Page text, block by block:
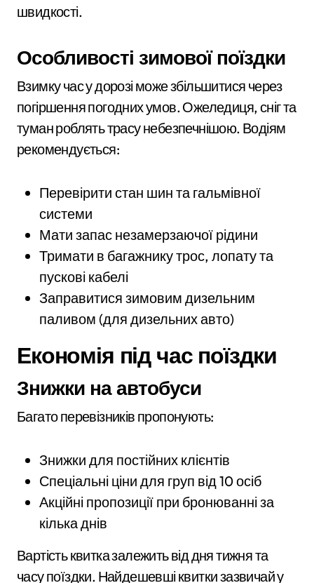
швидкості.
Особливості зимової поїздки
Взимку час у дорозі може збільшитися через
погіршення погодних умов. Ожеледиця, сніг та
туман роблять трасу небезпечнішою. Водіям
рекомендується:
Перевірити стан шин та гальмівної
системи
Мати запас незамерзаючої рідини
Тримати в багажнику трос, лопату та
пускові кабелі
Заправитися зимовим дизельним
паливом (для дизельних авто)
Економія під час поїздки
Знижки на автобуси
Багато перевізників пропонують:
Знижки для постійних клієнтів
Спеціальні ціни для груп від 10 осіб
Акційні пропозиції при бронюванні за
кілька днів
Вартість квитка залежить від дня тижня та
часу поїздки. Найдешевші квитки зазвичай у